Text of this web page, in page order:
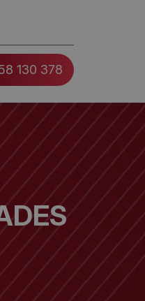
130 378